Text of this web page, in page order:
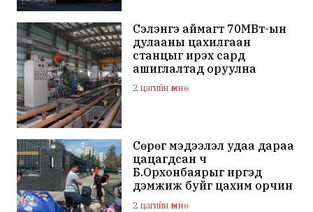
Сэлэнгэ аймагт 70МВт-ын
дулааны цахилгаан
станцыг ирэх сард
ашиглалтад оруулна
2 цагийн өмнө
Сөрөг мэдээлэл удаа дараа
цацагдсан ч
Б.Орхонбаярыг иргэд
дэмжиж буйг цахим орчин
дахь сэтгэгдэл харууллаа
2 цагийн өмнө